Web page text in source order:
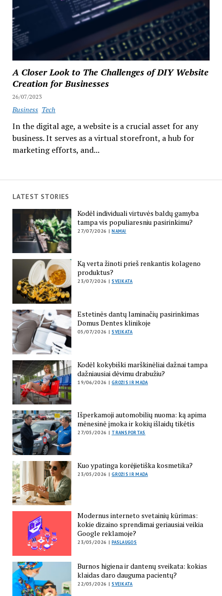
A Closer Look to The Challenges of DIY Website
Creation for Businesses
26/07/2023
Business Tech
In the digital age, a website is a crucial asset for any
business. It serves as a virtual storefront, a hub for
marketing efforts, and...
LATEST STORIES
Kodėl individuali virtuvės baldų gamyba
tampa vis populiaresniu pasirinkimu?
27/07/2026 |NAMAI
Ką verta žinoti prieš renkantis kolageno
produktus?
23/07/2026 |SVEIKATA
Estetinės dantų laminačių pasirinkimas
Domus Dentes klinikoje
05/07/2026 |SVEIKATA
Kodėl kokybiški marškinėliai dažnai tampa
dažniausiai dėvimu drabužiu?
19/06/2026 |GROŽIS IR MADA
Išperkamoji automobilių nuoma: ką apima
mėnesinė įmoka ir kokių išlaidų tikėtis
27/05/2026 | TRANSPORTAS
Kuo ypatinga korėjietiška kosmetika?
23/05/2026 |GROŽIS IR MADA
Modernus interneto svetainių kūrimas:
kokie dizaino sprendimai geriausiai veikia
Google reklamoje?
23/05/2026 |PASLAUGOS
Burnos higiena ir dantenų sveikata: kokias
klaidas daro dauguma pacientų?
22/05/2026 |SVEIKATA